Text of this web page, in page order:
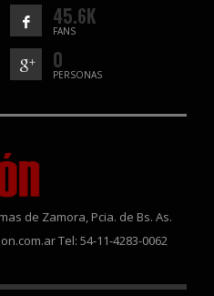
45.6K
FANS
0
PERSONAS
de Zamora, Pcia. de Bs. As.
Tel: 54-11-4283-0062